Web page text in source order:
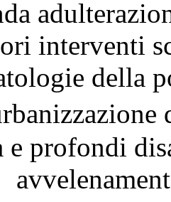
interventi
della
e profondi